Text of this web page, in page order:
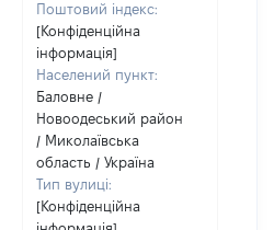
Поштовий індекс:
[Конфіденційна
інформація]
Населений пункт:
Баловне /
Новоодеський район
/ Миколаївська
область / Україна
Тип вулиці:
[Конфіденційна